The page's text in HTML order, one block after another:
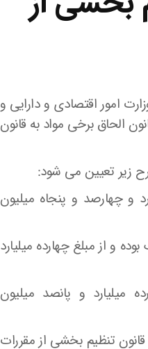
وزیران در جلسه ۱۴۰۳/۳/۲۱ به پیشنهاد شماره ۵۶/۸۵۷۴ مورخ ۱۴۰۲/۱/۲۲ وزارت امور اقتصادی و دارایی و
(۱) ماده (۳) قانون برگزاری مناقصات مصوب ۱۳۸۳- و ماده (۴۲) قانون الحاق برخی مواد به قانون
و چهارصد و پنجاه میلیون
و از مبلغ چهارده میلیارد
میلیارد و پانصد میلیون
الحاق برخی مواد به قانون تنظیم بخشی از مقررات